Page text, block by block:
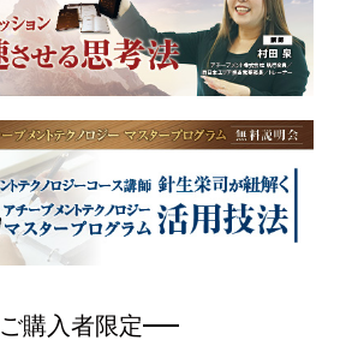
ご購入者限定